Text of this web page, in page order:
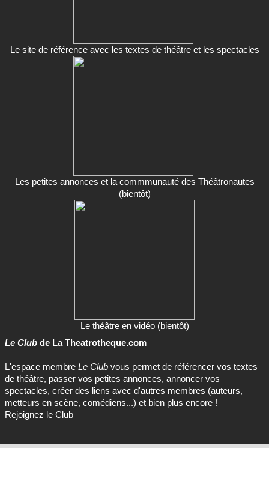
Le site de référence avec les textes de théâtre et les spectacles
Les petites annonces et la commmunauté des Théâtronautes
(bientôt)
Le théâtre en vidéo (bientôt)
Le Club de La Theatrotheque.com
L'espace membre Le Club vous permet de référencer vos textes
de théâtre, passer vos petites annonces, annoncer vos
spectacles, créer des liens avec d'autres membres (auteurs,
metteurs en scène, comédiens...) et bien plus encore !
Rejoignez le Club